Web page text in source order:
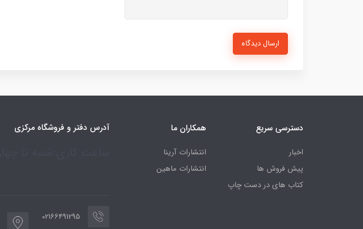
ارسال دیدگاه
دسترسی سریع
اخبار
پیش فروش ها
کتاب های در دست چاپ
همکاران ما
انتشارات آرینا
انتشارات ماهین
آدرس دفتر و فروشگاه مرکزی
02166491295